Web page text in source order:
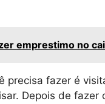
emprestimo no
precisa fazer é
Depois de